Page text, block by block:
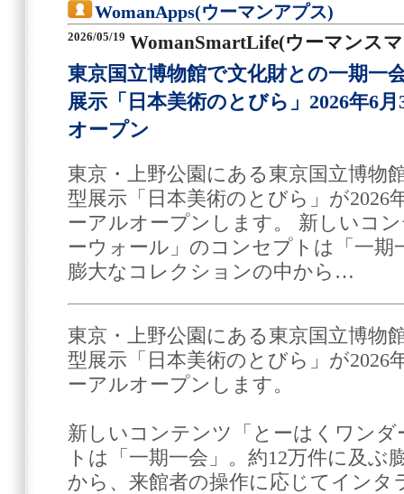
WomanApps(ウーマンアプス)
2026/05/19 WomanSmartLife(ウーマンス
東京国立博物館で文化財との一期一
展示「日本美術のとびら」2026年6
オープン
東京・上野公園にある東京国立博物
型展示「日本美術のとびら」が2026
ーアルオープンします。 新しいコ
ーウォール」のコンセプトは「一期
膨大なコレクションの中から…
東京・上野公園にある東京国立博物
型展示「日本美術のとびら」が2026
ーアルオープンします。
新しいコンテンツ「とーはくワン
トは「一期一会」。約12万件に及
から、来館者の操作に応じてイン